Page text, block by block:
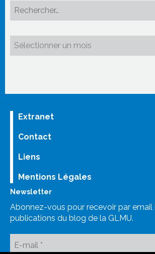
Rechercher :
Extranet
Contact
Liens
Mentions Légales
Newsletter
Abonnez-vous pour recevoir par email
publications du blog de la GLMU.